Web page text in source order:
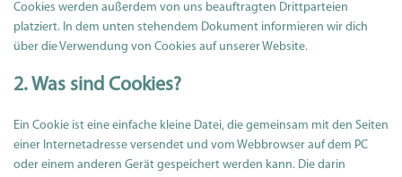
Cookies werden außerdem von uns beauftragten Drittparteien
platziert. In dem unten stehendem Dokument informieren wir dich
über die Verwendung von Cookies auf unserer Website.
2. Was sind Cookies?
Ein Cookie ist eine einfache kleine Datei, die gemeinsam mit den Seiten
einer Internetadresse versendet und vom Webbrowser auf dem PC
oder einem anderen Gerät gespeichert werden kann. Die darin